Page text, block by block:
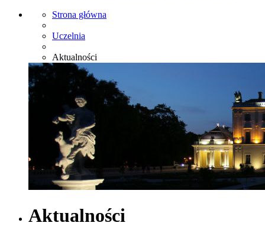
Strona główna
Uczelnia
Aktualności
Aktualności